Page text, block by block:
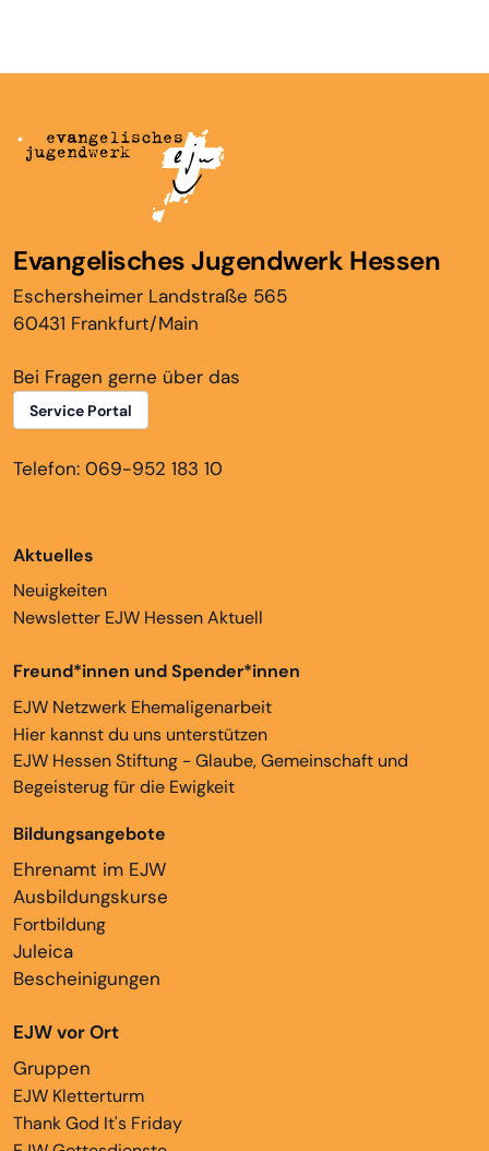
Evangelisches Jugendwerk Hessen
Eschersheimer Landstraße 565
60431 Frankfurt/Main
Bei Fragen gerne über das
Service Portal
Telefon: 069-952 183 10
Aktuelles
Neuigkeiten
Newsletter EJW Hessen Aktuell
Freund*innen und Spender*innen
EJW Netzwerk Ehemaligenarbeit
Hier kannst du uns unterstützen
EJW Hessen Stiftung - Glaube, Gemeinschaft und
Begeisterug für die Ewigkeit
Bildungsangebote
Ehrenamt im EJW
Ausbildungskurse
Fortbildung
Juleica
Bescheinigungen
EJW vor Ort
Gruppen
EJW Kletterturm
Thank God It's Friday